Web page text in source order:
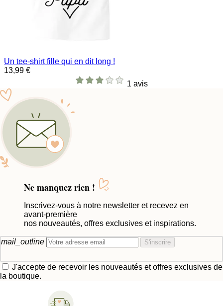
Un tee-shirt fille qui en dit long !
13,99 €
1 avis
Ne manquez rien !
Inscrivez-vous à notre newsletter et recevez en
avant-première
nos nouveautés, offres exclusives et inspirations.
mail_outline S'inscrire
J'accepte de recevoir les nouveautés et offres exclusives de
la boutique.